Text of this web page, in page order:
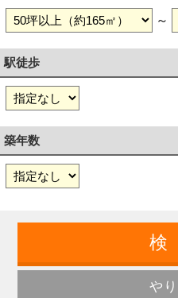
～
駅徒歩
築年数